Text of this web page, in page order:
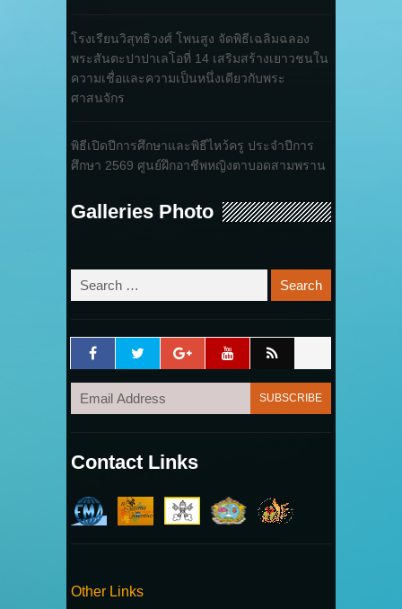
โรงเรียนวิสุทธิวงศ์ โพนสูง จัดพิธีเฉลิมฉลอง
พระสันตะปาปาเลโอที่ 14 เสริมสร้างเยาวชนใน
ความเชื่อและความเป็นหนึ่งเดียวกับพระ
ศาสนจักร
พิธีเปิดปีการศึกษาและพิธีไหว้ครู ประจำปีการ
ศึกษา 2569 ศูนย์ฝึกอาชีพหญิงตาบอดสามพราน
Galleries Photo
Contact Links
Other Links